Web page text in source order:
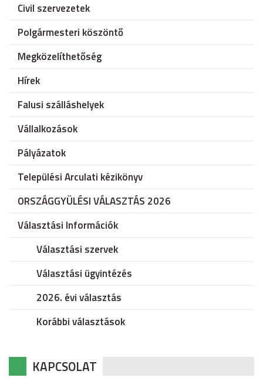
Civil szervezetek
Polgármesteri köszöntő
Megközelíthetőség
Hírek
Falusi szálláshelyek
Vállalkozások
Pályázatok
Települési Arculati kézikönyv
ORSZÁGGYÜLÉSI VÁLASZTÁS 2026
Választási Információk
Választási szervek
Választási ügyintézés
2026. évi választás
Korábbi választások
KAPCSOLAT